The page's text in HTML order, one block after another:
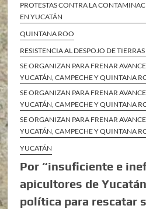
PROTESTAS CONTRA LA
EN YUCATÁN
QUINTANA ROO
RESISTENCIA AL DESPOJO DE
SE ORGANIZAN PARA FRENAR
YUCATÁN, CAMPECHE Y QUINTANA
SE ORGANIZAN PARA FRENAR
YUCATÁN, CAMPECHE Y QUINTANA
SE ORGANIZAN PARA FRENAR
YUCATÁN, CAMPECHE Y QUINTANA
YUCATÁN
Por “insuficiente e
apicultores de
política para rescatar